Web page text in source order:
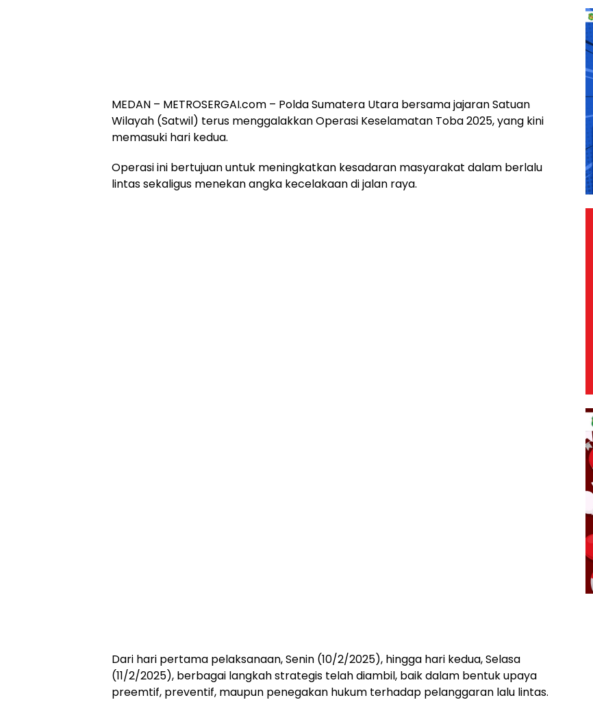
MEDAN – METROSERGAI.com – Polda Sumatera Utara bersama jajaran Satuan
Wilayah (Satwil) terus menggalakkan Operasi Keselamatan Toba 2025, yang kini
memasuki hari kedua.
Operasi ini bertujuan untuk meningkatkan kesadaran masyarakat dalam berlalu
lintas sekaligus menekan angka kecelakaan di jalan raya.
Dari hari pertama pelaksanaan, Senin (10/2/2025), hingga hari kedua, Selasa
(11/2/2025), berbagai langkah strategis telah diambil, baik dalam bentuk upaya
preemtif, preventif, maupun penegakan hukum terhadap pelanggaran lalu lintas.